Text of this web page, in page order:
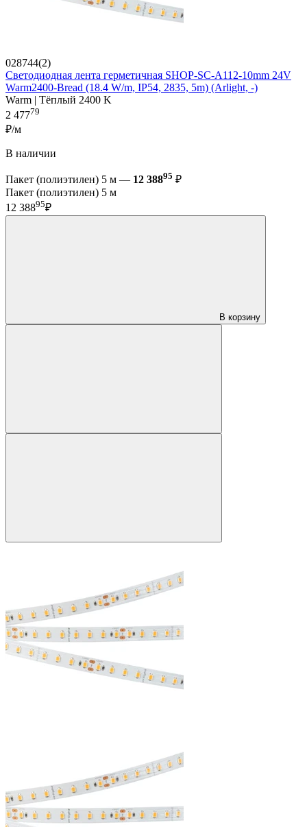
028744(2)
Светодиодная лента герметичная SHOP-SC-A112-10mm 24V
Warm2400-Bread (18.4 W/m, IP54, 2835, 5m) (Arlight, -)
Warm | Тёплый 2400 K
2 47779
₽/м
В наличии
Пакет (полиэтилен) 5 м — 12 38895 ₽
Пакет (полиэтилен) 5 м
12 38895₽
В корзину